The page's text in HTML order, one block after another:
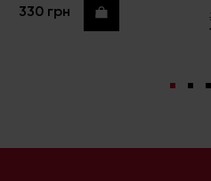
330 грн Купити